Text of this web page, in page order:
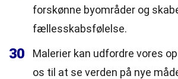
forskønne byområder og
fællesskabsfølelse.
30
Malerier kan udfordre vores
os til at se verden på nye